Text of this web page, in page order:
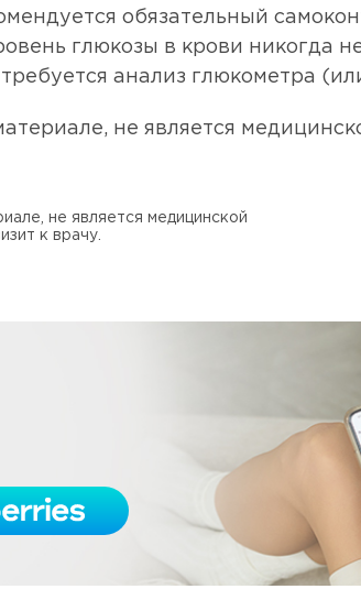
обязательный
глюкозы в крови никогда
анализ глюкометра
не является
не является медицинской
к врачу.